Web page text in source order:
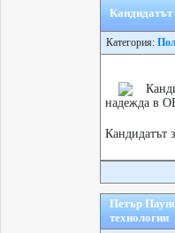
Кандидатът
Категория:
надежда в
Петър
технологии